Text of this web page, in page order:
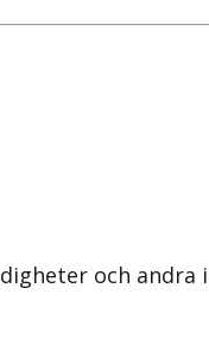
och andra